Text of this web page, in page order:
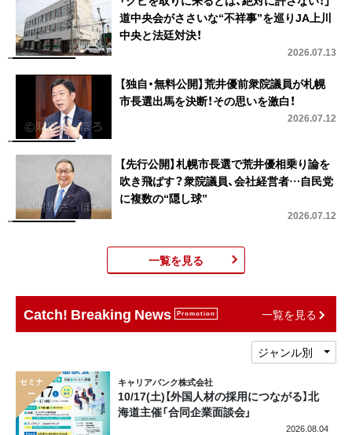
道中央会がささいな“不祥事”を巡りJA上川
中央と法廷対決！
2026.07.13
【独自・無料公開】荒井優前衆院議員が札幌
市長選出馬を決断！その思いを激白！
2026.07.12
【先行公開】札幌市長選で荒井優相乗り論を
吹き飛ばす？衆院議員、会社経営者…自民党
に複数の“隠し球”
2026.07.12
一覧を見る
Catch! Breaking News Promotion 一覧を見る
ジャンル別
キャリアバンク株式会社
10/17(土)【外国人材の採用につながる】北
海道主催「合同企業面談会」
2026.08.04